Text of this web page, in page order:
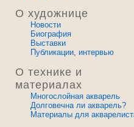
О художнице
Новости
Биография
Выставки
Публикации, интервью
О технике и
материалах
Многослойная акварель
Долговечна ли акварель?
Материалы для